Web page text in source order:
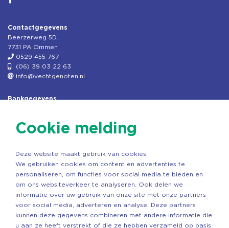
Contactgegevens
Beerzerweg 5D.
7731 PA Ommen
0529 455 767
(06) 39 03 22 63
info@vechtgenoten.nl
Bankgegevens
Rek.nr: NL85RABO0127579230
Copyright ©2026 Vechtgenoten
Cookie melding
Deze website maakt gebruik van cookies.
We gebruiken cookies om content en advertenties te
personaliseren, om functies voor social media te bieden en
om ons websiteverkeer te analyseren. Ook delen we
informatie over uw gebruik van onze site met onze partners
voor social media, adverteren en analyse. Deze partners
kunnen deze gegevens combineren met andere informatie die
u aan ze heeft verstrekt of die ze hebben verzameld op basis